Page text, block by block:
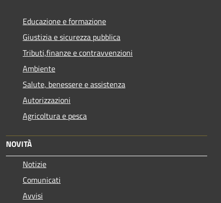
Educazione e formazione
Giustizia e sicurezza pubblica
Tributi,finanze e contravvenzioni
Ambiente
Salute, benessere e assistenza
Autorizzazioni
Agricoltura e pesca
NOVITÀ
Notizie
Comunicati
Avvisi